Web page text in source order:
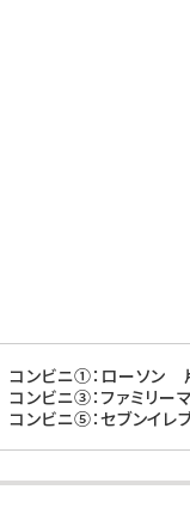
コンビニ①：ローソ
コンビニ③：ファミリ
コンビニ⑤：セブンイ